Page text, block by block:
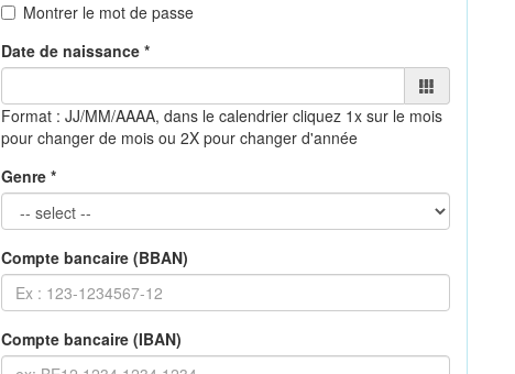
Montrer le mot de passe
Date de naissance *
Format : JJ/MM/AAAA, dans le calendrier cliquez 1x sur le mois
pour changer de mois ou 2X pour changer d'année
Genre *
Compte bancaire (BBAN)
Compte bancaire (IBAN)